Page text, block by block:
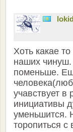
Хоть какае
наших чинуш.
поменьше.
учавствует
инициативы
уменьшится.
торопиться